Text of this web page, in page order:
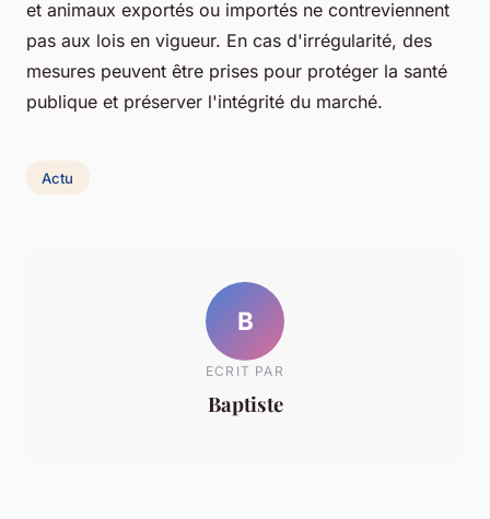
et animaux exportés ou importés ne contreviennent
pas aux lois en vigueur. En cas d'irrégularité, des
mesures peuvent être prises pour protéger la santé
publique et préserver l'intégrité du marché.
Actu
B
ECRIT PAR
Baptiste